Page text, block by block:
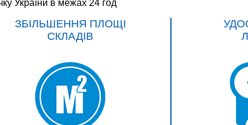
України в межах 24 год
ЗБІЛЬШЕННЯ ПЛОЩІ
СКЛАДІВ